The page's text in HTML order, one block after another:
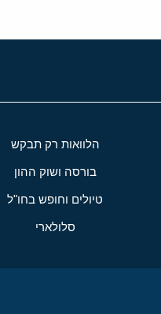
הלוואות רק תבקש
בורסה ושוק ההון
טיולים וחופש בחו"ל
סלולארי